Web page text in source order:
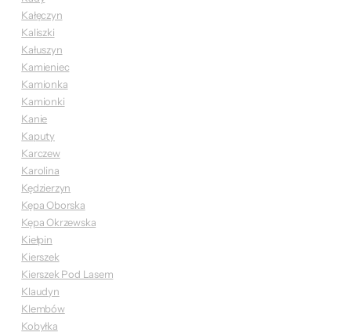
Kałęczyn
Kaliszki
Kałuszyn
Kamieniec
Kamionka
Kamionki
Kanie
Kaputy
Karczew
Karolina
Kędzierzyn
Kępa Oborska
Kępa Okrzewska
Kiełpin
Kierszek
Kierszek Pod Lasem
Klaudyn
Klembów
Kobyłka